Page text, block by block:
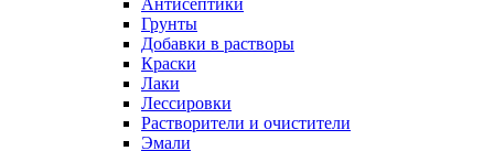
Грунты
Добавки в растворы
Краски
Лаки
Лессировки
Растворители и очистители
Эмали